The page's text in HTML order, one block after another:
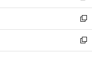
開
く
ウ
で
開
く
ン
ド
ウ
で
開
ウ
ィ
ン
ド
ウ
し
い
ウ
ィ
ン
新
し
い
ウ
新
し